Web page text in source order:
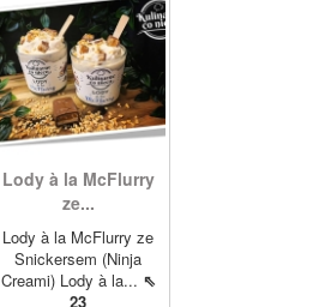
Lody à la McFlurry
ze...
Lody à la McFlurry ze
Snickersem (Ninja
Creami) Lody à la... ⇖
23